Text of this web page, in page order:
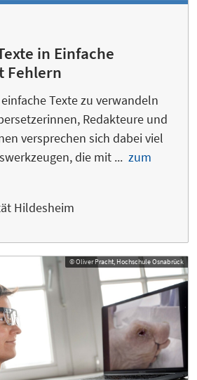
in Einfache
Fehlern
Texte zu verwandeln
Redakteure und
versprechen sich dabei viel
die mit ... zum
Hildesheim
© Oliver Pracht, Hochschule Osnabrück